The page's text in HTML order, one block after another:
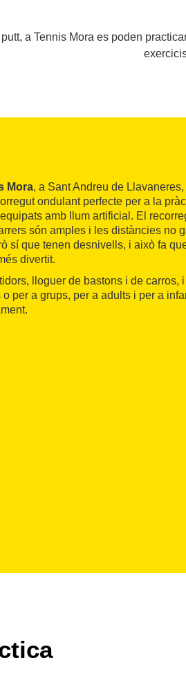
a Tennis Mora es poden
Mora, a Sant Andreu de
ondulant perfecte per a la
amb llum artificial. El
són amples i les distàncies no
sí que tenen desnivells, i això fa
divertit.
lloguer de bastons i de carros, i
per a grups, per a adults i per a